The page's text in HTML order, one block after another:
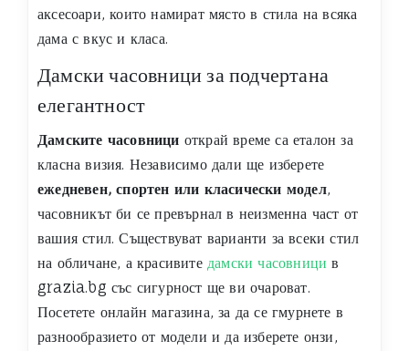
аксесоари, които намират място в стила на всяка
дама с вкус и класа.
Дамски часовници за подчертана
елегантност
Дамските часовници открай време са еталон за
класна визия. Независимо дали ще изберете
ежедневен, спортен или класически модел,
часовникът би се превърнал в неизменна част от
вашия стил. Съществуват варианти за всеки стил
на обличане, а красивите дамски часовници в
grazia.bg със сигурност ще ви очароват.
Посетете онлайн магазина, за да се гмурнете в
разнообразието от модели и да изберете онзи,